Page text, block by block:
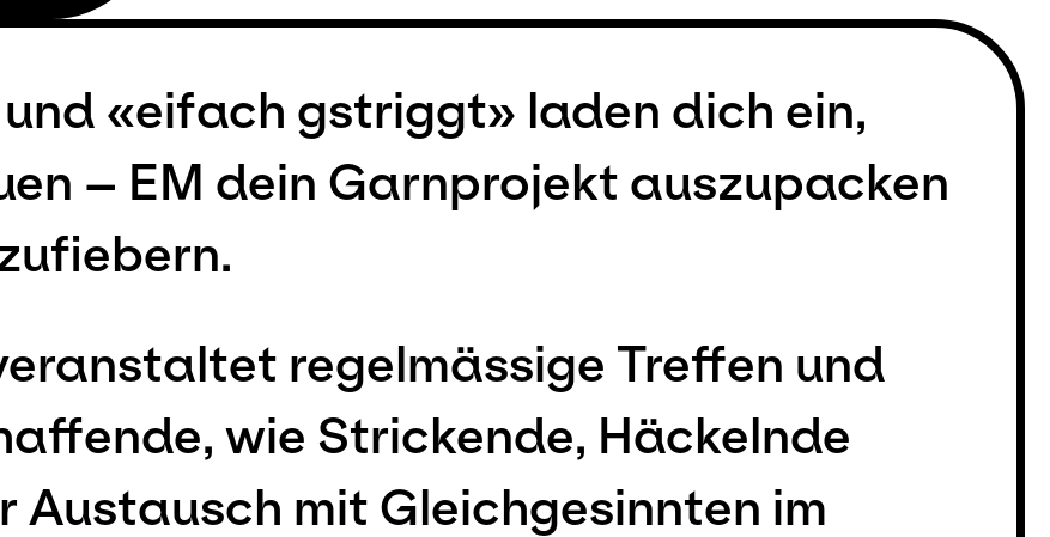
«eifach gstriggt» laden dich ein,
– EM dein Garnprojekt auszupacken
regelmässige Treffen und
wie Strickende, Häckelnde
Austausch mit Gleichgesinnten im